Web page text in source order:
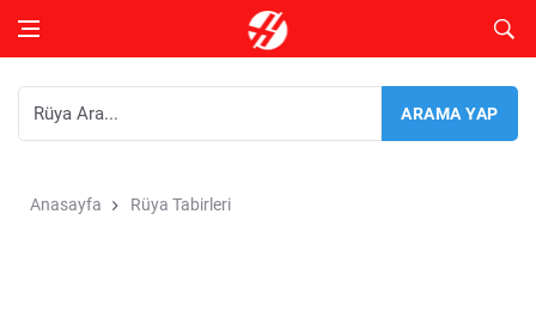
Anasayfa Rüya Tabirleri